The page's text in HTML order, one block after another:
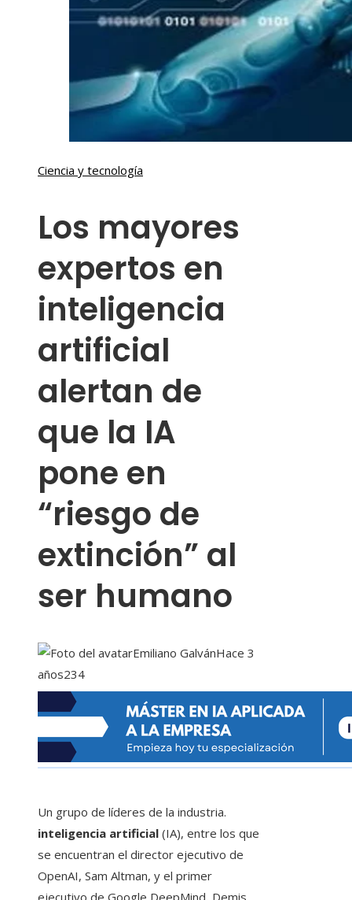
Ciencia y tecnología
Los mayores
expertos en
inteligencia
artificial
alertan de
que la IA
pone en
“riesgo de
extinción” al
ser humano
Emiliano GalvánHace 3
años234
Un grupo de líderes de la industria.
inteligencia artificial (IA), entre los que
se encuentran el director ejecutivo de
OpenAI, Sam Altman, y el primer